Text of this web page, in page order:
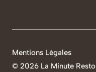
© 2026 La Minute Resto
Mentions Légales